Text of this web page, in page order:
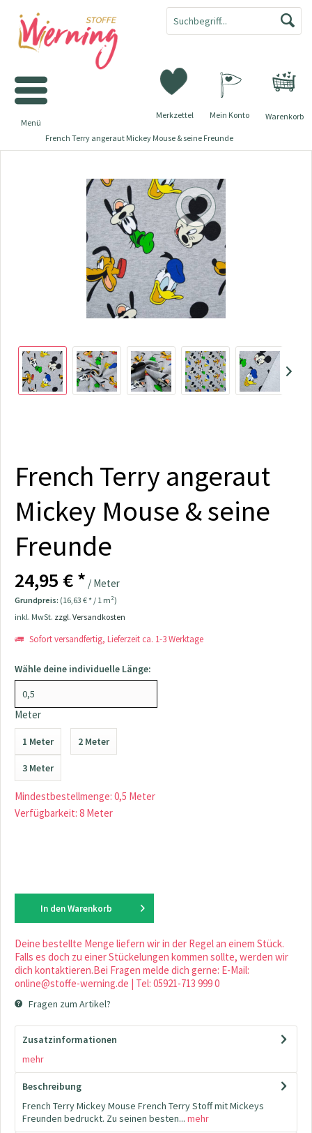
Warenkorb
Merkzettel Mein Konto
Menü
French Terry angeraut Mickey Mouse & seine Freunde
French Terry angeraut
Mickey Mouse & seine
Freunde
24,95 € * / Meter
Grundpreis: (16,63 € * / 1 m²)
inkl. MwSt. zzgl. Versandkosten
Sofort versandfertig, Lieferzeit ca. 1-3 Werktage
Wähle deine individuelle Länge:
Meter
1 Meter 2 Meter
3 Meter
Mindestbestellmenge: 0,5 Meter
Verfügbarkeit: 8 Meter
In den Warenkorb
Deine bestellte Menge liefern wir in der Regel an einem Stück.
Falls es doch zu einer Stückelungen kommen sollte, werden wir
dich kontaktieren.Bei Fragen melde dich gerne: E-Mail:
online@stoffe-werning.de | Tel: 05921-713 999 0
Fragen zum Artikel?
Zusatzinformationen
mehr
Beschreibung
French Terry Mickey Mouse French Terry Stoff mit Mickeys
Freunden bedruckt. Zu seinen besten... mehr